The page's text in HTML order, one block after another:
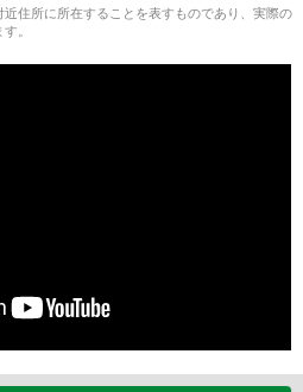
住所に所在することを表すものであり、実際の
。